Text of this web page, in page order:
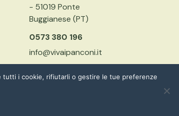
- 51019 Ponte
Buggianese (PT)
0573 380 196
info@vivaipanconi.it
COOKIE POLICY
tutti i cookie, rifiutarli o gestire le tue preferenze